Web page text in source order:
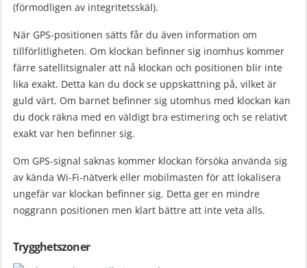
(förmodligen av integritetsskäl).
När GPS-positionen sätts får du även information om
tillförlitligheten. Om klockan befinner sig inomhus kommer
färre satellitsignaler att nå klockan och positionen blir inte
lika exakt. Detta kan du dock se uppskattning på, vilket är
guld värt. Om barnet befinner sig utomhus med klockan kan
du dock räkna med en väldigt bra estimering och se relativt
exakt var hen befinner sig.
Om GPS-signal saknas kommer klockan försöka använda sig
av kända Wi-Fi-nätverk eller mobilmasten för att lokalisera
ungefär var klockan befinner sig. Detta ger en mindre
noggrann positionen men klart bättre att inte veta alls.
Trygghetszoner